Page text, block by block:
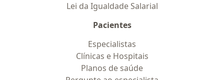
Lei da Igualdade Salarial
Pacientes
Especialistas
Clínicas e Hospitais
Planos de saúde